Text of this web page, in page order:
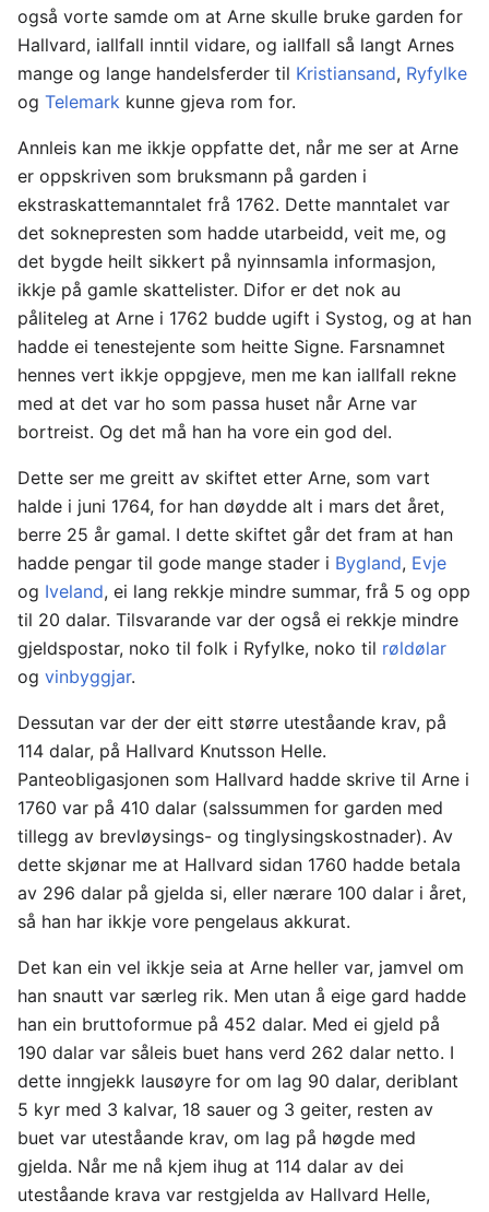
også vorte samde om at Arne skulle bruke garden for
Hallvard, iallfall inntil vidare, og iallfall så langt Arnes
mange og lange handelsferder til Kristiansand, Ryfylke
og Telemark kunne gjeva rom for.
Annleis kan me ikkje oppfatte det, når me ser at Arne
er oppskriven som bruksmann på garden i
ekstraskattemanntalet frå 1762. Dette manntalet var
det soknepresten som hadde utarbeidd, veit me, og
det bygde heilt sikkert på nyinnsamla informasjon,
ikkje på gamle skattelister. Difor er det nok au
påliteleg at Arne i 1762 budde ugift i Systog, og at han
hadde ei tenestejente som heitte Signe. Farsnamnet
hennes vert ikkje oppgjeve, men me kan iallfall rekne
med at det var ho som passa huset når Arne var
bortreist. Og det må han ha vore ein god del.
Dette ser me greitt av skiftet etter Arne, som vart
halde i juni 1764, for han døydde alt i mars det året,
berre 25 år gamal. I dette skiftet går det fram at han
hadde pengar til gode mange stader i Bygland, Evje
og Iveland, ei lang rekkje mindre summar, frå 5 og opp
til 20 dalar. Tilsvarande var der også ei rekkje mindre
gjeldspostar, noko til folk i Ryfylke, noko til røldølar
og vinbyggjar.
Dessutan var der der eitt større uteståande krav, på
114 dalar, på Hallvard Knutsson Helle.
Panteobligasjonen som Hallvard hadde skrive til Arne i
1760 var på 410 dalar (salssummen for garden med
tillegg av brevløysings- og tinglysingskostnader). Av
dette skjønar me at Hallvard sidan 1760 hadde betala
av 296 dalar på gjelda si, eller nærare 100 dalar i året,
så han har ikkje vore pengelaus akkurat.
Det kan ein vel ikkje seia at Arne heller var, jamvel om
han snautt var særleg rik. Men utan å eige gard hadde
han ein bruttoformue på 452 dalar. Med ei gjeld på
190 dalar var såleis buet hans verd 262 dalar netto. I
dette inngjekk lausøyre for om lag 90 dalar, deriblant
5 kyr med 3 kalvar, 18 sauer og 3 geiter, resten av
buet var uteståande krav, om lag på høgde med
gjelda. Når me nå kjem ihug at 114 dalar av dei
uteståande krava var restgjelda av Hallvard Helle,